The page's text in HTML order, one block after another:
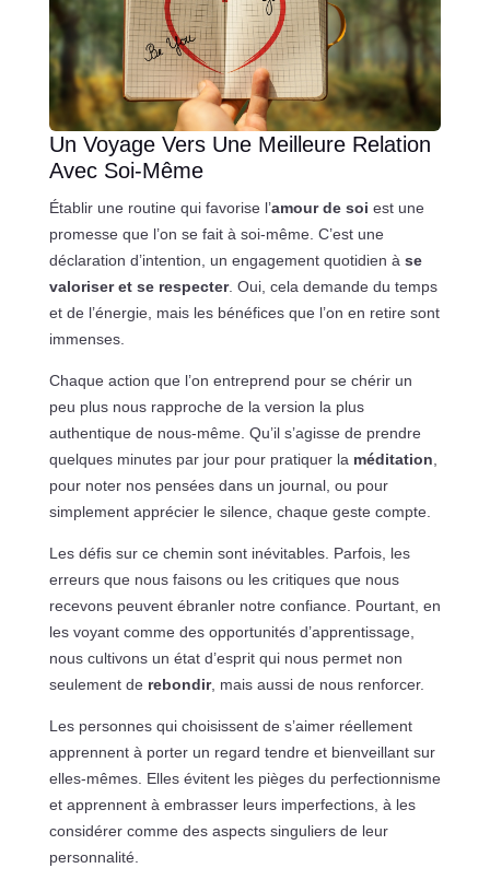
Un Voyage Vers Une Meilleure Relation
Avec Soi-Même
Établir une routine qui favorise l’amour de soi est une
promesse que l’on se fait à soi-même. C’est une
déclaration d’intention, un engagement quotidien à se
valoriser et se respecter. Oui, cela demande du temps
et de l’énergie, mais les bénéfices que l’on en retire sont
immenses.
Chaque action que l’on entreprend pour se chérir un
peu plus nous rapproche de la version la plus
authentique de nous-même. Qu’il s’agisse de prendre
quelques minutes par jour pour pratiquer la méditation
pour noter nos pensées dans un journal, ou pour
simplement apprécier le silence, chaque geste compte.
Les défis sur ce chemin sont inévitables. Parfois, les
erreurs que nous faisons ou les critiques que nous
recevons peuvent ébranler notre confiance. Pourtant, en
les voyant comme des opportunités d’apprentissage,
nous cultivons un état d’esprit qui nous permet non
seulement de rebondir, mais aussi de nous renforcer.
Les personnes qui choisissent de s’aimer réellement
apprennent à porter un regard tendre et bienveillant sur
elles-mêmes. Elles évitent les pièges du perfectionnisme
et apprennent à embrasser leurs imperfections, à les
considérer comme des aspects singuliers de leur
personnalité.